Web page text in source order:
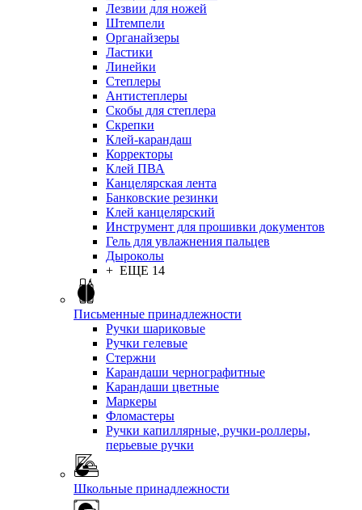
Лезвии для ножей
Штемпели
Органайзеры
Ластики
Линейки
Степлеры
Антистеплеры
Скобы для степлера
Скрепки
Клей-карандаш
Корректоры
Клей ПВА
Канцелярская лента
Банковские резинки
Клей канцелярский
Инструмент для прошивки документов
Гель для увлажнения пальцев
Дыроколы
+ ЕЩЕ 14
Письменные принадлежности
Ручки шариковые
Ручки гелевые
Стержни
Карандаши чернографитные
Карандаши цветные
Маркеры
Фломастеры
Ручки капиллярные, ручки-роллеры,
перьевые ручки
Школьные принадлежности